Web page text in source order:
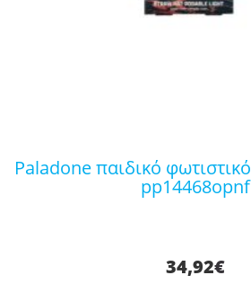
paladone παιδικό φωτιστικό γραφείου light
pp14468opnf
34,92€